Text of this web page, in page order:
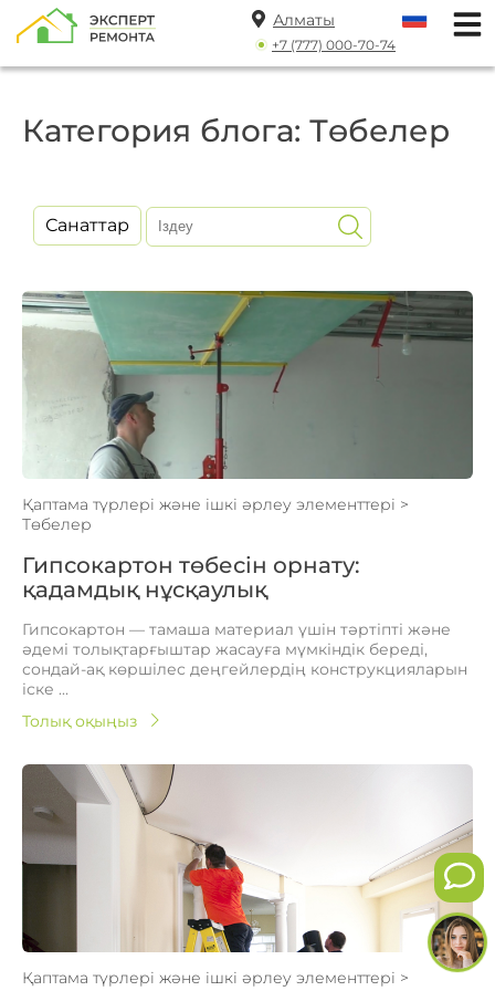
Алматы
+7 (777) 000-70-74
Категория блога: Төбелер
Санаттар
Қаптама түрлері және ішкі әрлеу элементтері >
Төбелер
Гипсокартон төбесін орнату:
қадамдық нұсқаулық
Гипсокартон — тамаша материал үшін тәртіпті және
әдемі толықтарғыштар жасауға мүмкіндік береді,
сондай-ақ көршілес деңгейлердің конструкцияларын
іске ...
Толық оқыңыз
Қаптама түрлері және ішкі әрлеу элементтері >